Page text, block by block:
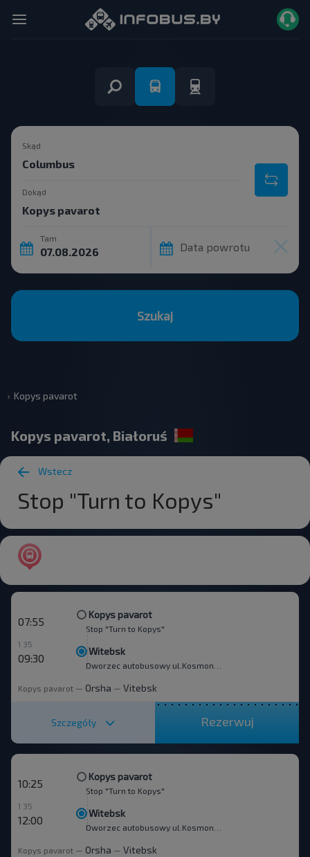
Skąd
Dokąd
Tam
Data powrotu
Szukaj
Kopys pavarot
Kopys pavarot, Białoruś
Wstecz
Stop "Turn to Kopys"
07:55
Kopys pavarot
Stop "Turn to Kopys"
1 35
09:30
Witebsk
Kopys pavarot — Orsha — Vitebsk
Szczegóły Rezerwuj
10:25
Kopys pavarot
Stop "Turn to Kopys"
1 35
12:00
Witebsk
Kopys pavarot — Orsha — Vitebsk